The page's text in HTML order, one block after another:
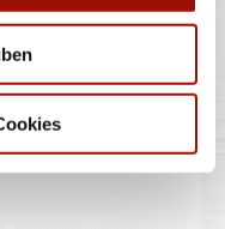
16 - chininhaltig 17 -
und
(bei Frischfleisch)